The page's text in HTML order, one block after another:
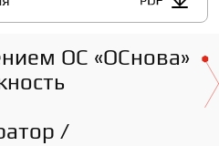
ОС «ОСнова»
/